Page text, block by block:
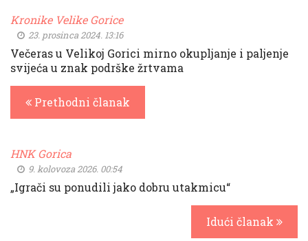
Kronike Velike Gorice
23. prosinca 2024. 13:16
Večeras u Velikoj Gorici mirno okupljanje i paljenje
svijeća u znak podrške žrtvama
Prethodni članak
HNK Gorica
9. kolovoza 2026. 00:54
„Igrači su ponudili jako dobru utakmicu“
Idući članak